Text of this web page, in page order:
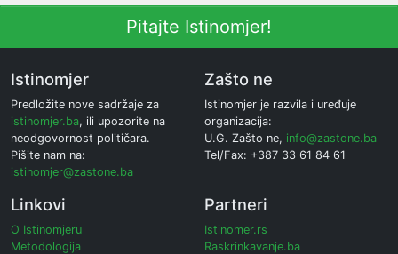
Pitajte Istinomjer!
Istinomjer
Predložite nove sadržaje za
istinomjer.ba, ili upozorite na
neodgovornost političara.
Pišite nam na:
istinomjer@zastone.ba
Zašto ne
Istinomjer je razvila i uređuje
organizacija:
U.G. Zašto ne, info@zastone.ba
Tel/Fax: +387 33 61 84 61
Linkovi
O Istinomjeru
Metodologija
Partneri
Istinomer.rs
Raskrinkavanje.ba